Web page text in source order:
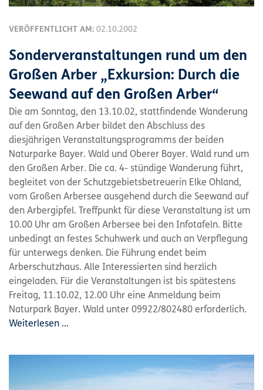
VERÖFFENTLICHT AM: 02.10.2002
Sonderveranstaltungen rund um den
Großen Arber „Exkursion: Durch die
Seewand auf den Großen Arber“
Die am Sonntag, den 13.10.02, stattfindende Wanderung
auf den Großen Arber bildet den Abschluss des
diesjährigen Veranstaltungsprogramms der beiden
Naturparke Bayer. Wald und Oberer Bayer. Wald rund um
den Großen Arber. Die ca. 4- stündige Wanderung führt,
begleitet von der Schutzgebietsbetreuerin Elke Ohland,
vom Großen Arbersee ausgehend durch die Seewand auf
den Arbergipfel. Treffpunkt für diese Veranstaltung ist um
10.00 Uhr am Großen Arbersee bei den Infotafeln. Bitte
unbedingt an festes Schuhwerk und auch an Verpflegung
für unterwegs denken. Die Führung endet beim
Arberschutzhaus. Alle Interessierten sind herzlich
eingeladen. Für die Veranstaltungen ist bis spätestens
Freitag, 11.10.02, 12.00 Uhr eine Anmeldung beim
Naturpark Bayer. Wald unter 09922/802480 erforderlich.
Weiterlesen …